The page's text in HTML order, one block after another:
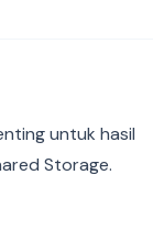
untuk hasil
Storage.